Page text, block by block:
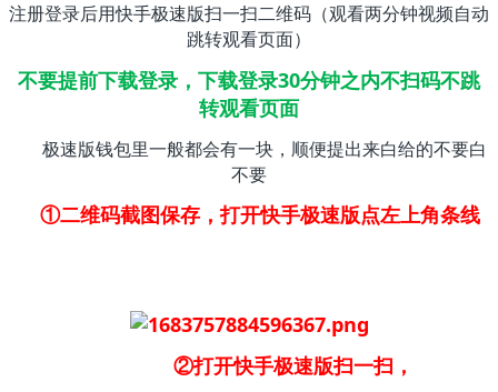
注册登录后用快手极速版扫一扫二维码（观看两分钟视频自动
跳转观看页面）
不要提前下载登录，下载登录30分钟之内不扫码不跳
转观看页面
极速版钱包里一般都会有一块，顺便提出来白给的不要白
不要
①二维码截图保存，打开快手极速版点左上角条线
②打开快手极速版扫一扫，